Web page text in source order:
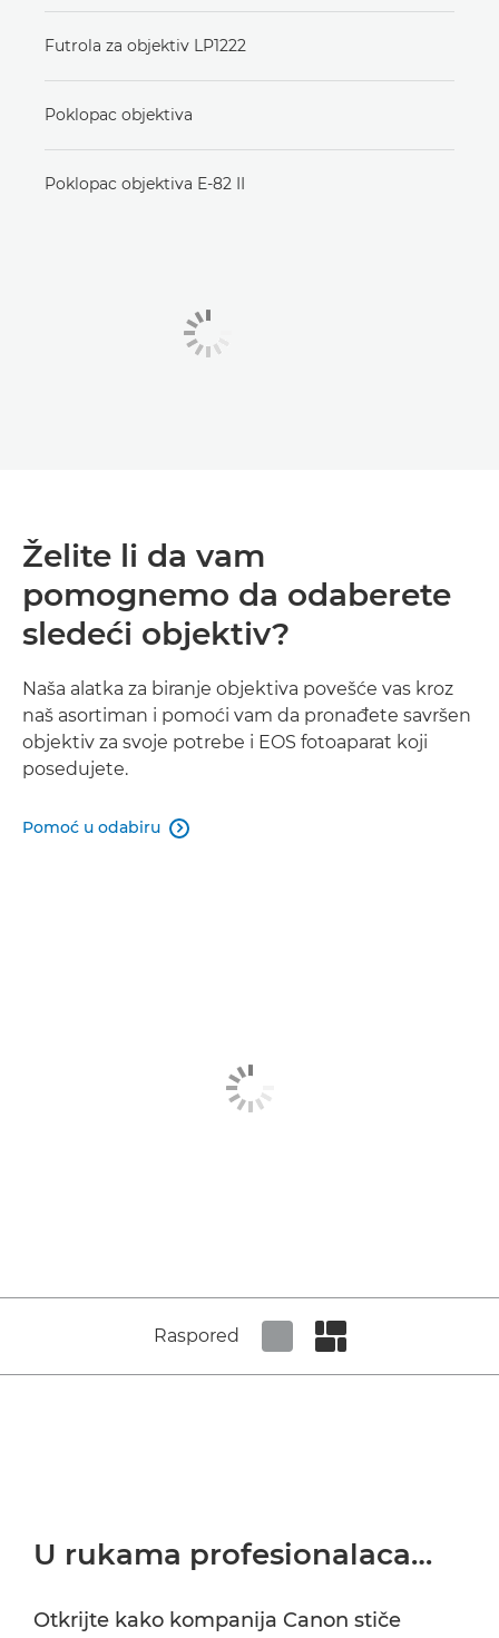
Futrola za objektiv LP1222
Poklopac objektiva
Poklopac objektiva E-82 II
Želite li da vam
pomognemo da odaberete
sledeći objektiv?
Naša alatka za biranje objektiva povešće vas kroz
naš asortiman i pomoći vam da pronađete savršen
objektiv za svoje potrebe i EOS fotoaparat koji
posedujete.
Pomoć u odabiru 
Raspored
U rukama profesionalaca…
Otkrijte kako kompanija Canon stiče